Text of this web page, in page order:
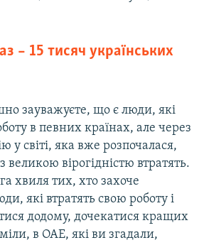
– 15 тисяч українських
зауважуєте, що є люди, які
в певних країнах, але через
у світі, яка вже розпочалася,
великою вірогідністю втратять.
хвиля тих, хто захоче
які втратять свою роботу і
додому, дочекатися кращих
в ОАЕ, які ви згадали,